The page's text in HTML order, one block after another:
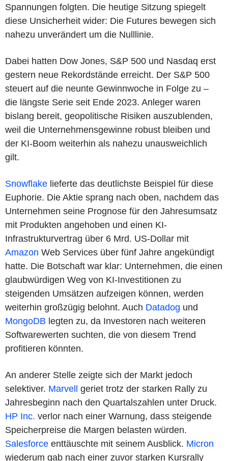
Spannungen folgten. Die heutige Sitzung spiegelt
diese Unsicherheit wider: Die Futures bewegen sich
nahezu unverändert um die Nulllinie.
Dabei hatten Dow Jones, S&P 500 und Nasdaq erst
gestern neue Rekordstände erreicht. Der S&P 500
steuert auf die neunte Gewinnwoche in Folge zu –
die längste Serie seit Ende 2023. Anleger waren
bislang bereit, geopolitische Risiken auszublenden,
weil die Unternehmensgewinne robust bleiben und
der KI-Boom weiterhin als nahezu unausweichlich
gilt.
Snowflake lieferte das deutlichste Beispiel für diese
Euphorie. Die Aktie sprang nach oben, nachdem das
Unternehmen seine Prognose für den Jahresumsatz
mit Produkten angehoben und einen KI-
Infrastrukturvertrag über 6 Mrd. US-Dollar mit
Amazon Web Services über fünf Jahre angekündigt
hatte. Die Botschaft war klar: Unternehmen, die einen
glaubwürdigen Weg von KI-Investitionen zu
steigenden Umsätzen aufzeigen können, werden
weiterhin großzügig belohnt. Auch Datadog und
MongoDB legten zu, da Investoren nach weiteren
Softwarewerten suchten, die von diesem Trend
profitieren könnten.
An anderer Stelle zeigte sich der Markt jedoch
selektiver. Marvell geriet trotz der starken Rally zu
Jahresbeginn nach den Quartalszahlen unter Druck.
HP Inc. verlor nach einer Warnung, dass steigende
Speicherpreise die Margen belasten würden.
Salesforce enttäuschte mit seinem Ausblick. Micron
wiederum gab nach einer zuvor starken Kursrally